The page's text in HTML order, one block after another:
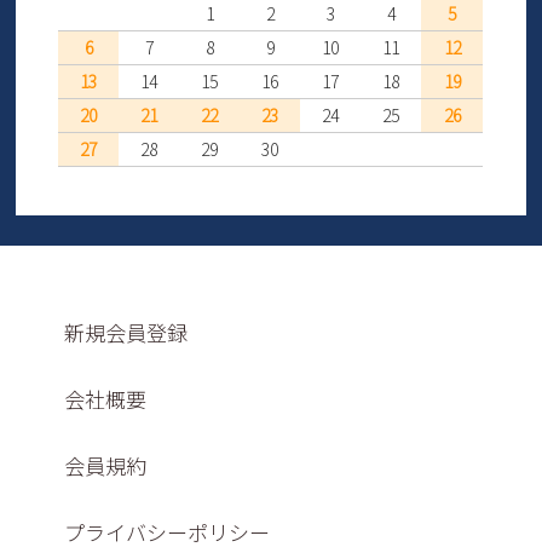
1
2 3 4
5
6
7 8 9 10 11
12
13
14 15 16 17 18
19
20
21 22 23 24 25
26
27
28 29 30
新規会員登録
会社概要
会員規約
プライバシーポリシー